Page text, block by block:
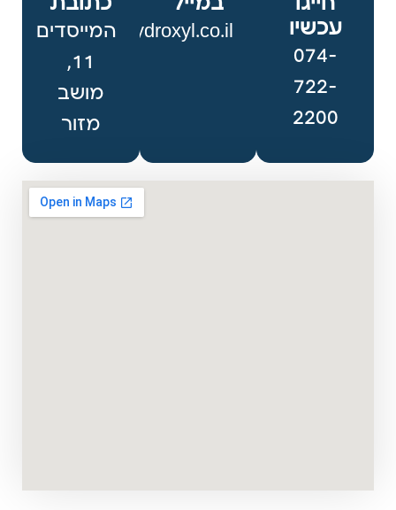
עכשיו
074-
722-
2200
office@hydroxyl.co.il
המייסדים
11,
מושב
מזור